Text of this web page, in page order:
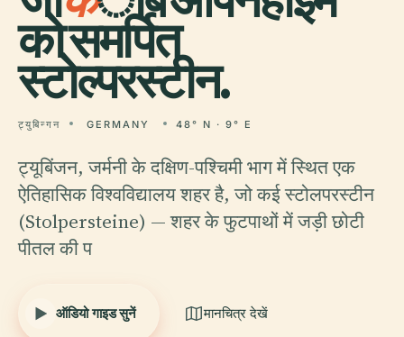
को समर्पित
स्टोल्परस्टीन.
ट्युबिन्गन GERMANY 48° N · 9° E
ट्यूबिंजन, जर्मनी के दक्षिण-पश्चिमी भाग में स्थित एक
ऐतिहासिक विश्वविद्यालय शहर है, जो कई स्टोलपरस्टीन
(Stolpersteine) — शहर के फुटपाथों में जड़ी छोटी
पीतल की प
ऑडियो गाइड सुनें मानचित्र देखें